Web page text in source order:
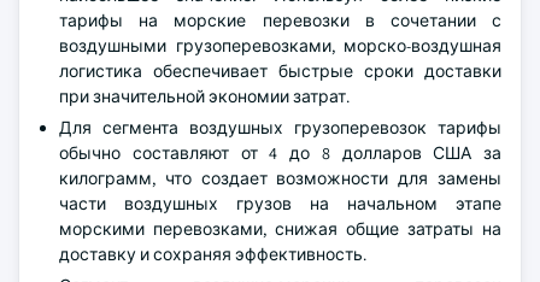
тарифы на морские перевозки в сочетании с
воздушными грузоперевозками, морско-воздушная
логистика обеспечивает быстрые сроки доставки
при значительной экономии затрат.
Для сегмента воздушных грузоперевозок тарифы
обычно составляют от 4 до 8 долларов США за
килограмм, что создает возможности для замены
части воздушных грузов на начальном этапе
морскими перевозками, снижая общие затраты на
доставку и сохраняя эффективность.